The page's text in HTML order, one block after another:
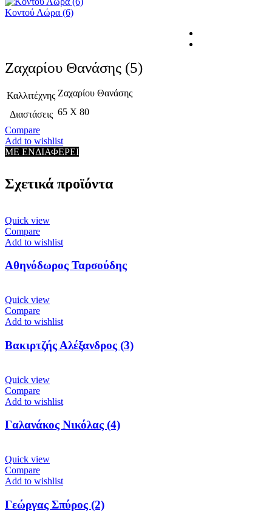
Κοντού Λώρα (6)
Ζαχαρίου Θανάσης (5)
Καλλιτέχνης Ζαχαρίου Θανάσης
Διαστάσεις 65 X 80
Compare
Add to wishlist
ΜΕ ΕΝΔΙΑΦΕΡΕΙ
Σχετικά προϊόντα
Quick view
Compare
Add to wishlist
Αθηνόδωρος Ταρσούδης
Quick view
Compare
Add to wishlist
Βακιρτζής Αλέξανδρος (3)
Quick view
Compare
Add to wishlist
Γαλανάκος Νικόλας (4)
Quick view
Compare
Add to wishlist
Γεώργας Σπύρος (2)